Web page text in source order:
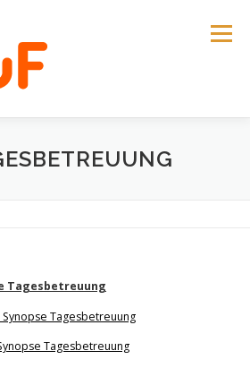
Menü
THEMEN
| 17 DIJUF
Tagesbetreuung
Tagesbetreuung
Tagesbetreuung